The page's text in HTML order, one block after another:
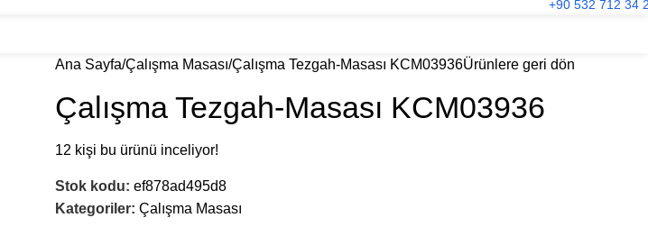
+90 532 712 34
Ana Sayfa Çalışma Masası Çalışma Tezgah-Masası KCM03936Ürünlere geri dön
Çalışma Tezgah-Masası KCM03936
12 kişi bu ürünü inceliyor!
Stok kodu: ef878ad495d8
Kategoriler: Çalışma Masası